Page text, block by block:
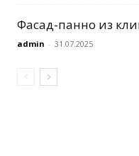
Фасад-панно из
admin - 31.07.2025